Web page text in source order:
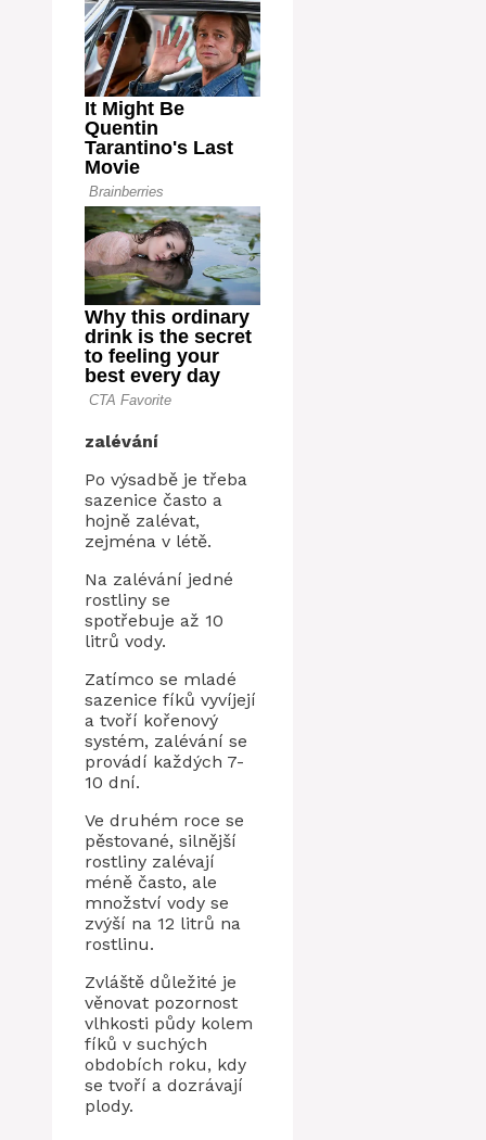
zalévání
Po výsadbě je třeba
sazenice často a
hojně zalévat,
zejména v létě.
Na zalévání jedné
rostliny se
spotřebuje až 10
litrů vody.
Zatímco se mladé
sazenice fíků vyvíjejí
a tvoří kořenový
systém, zalévání se
provádí každých 7-
10 dní.
Ve druhém roce se
pěstované, silnější
rostliny zalévají
méně často, ale
množství vody se
zvýší na 12 litrů na
rostlinu.
Zvláště důležité je
věnovat pozornost
vlhkosti půdy kolem
fíků v suchých
obdobích roku, kdy
se tvoří a dozrávají
plody.